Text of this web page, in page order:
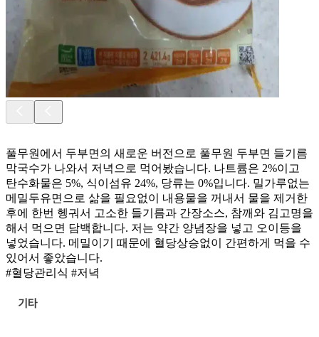
풀무원에서 두부면의 새로운 버전으로 풀무원 두부면 들기름
막국수가 나와서 저녁으로 먹어봤습니다. 나트륨은 2%이고
탄수화물은 5%, 식이섬유 24%, 당류는 0%입니다. 밀가루없는
메밀두유면으로 삶을 필요없이 내용물을 꺼내서 물을 제거한
후에 한번 헹궈서 고소한 들기름과 간장소스, 참깨와 김고명을
해서 먹으면 담백합니다. 저는 약간 양념장을 넣고 오이등을
넣었습니다. 메밀이기 때문에 혈당상승없이 간편하게 먹을 수
있어서 좋았습니다.
#혈당관리식 #저녁